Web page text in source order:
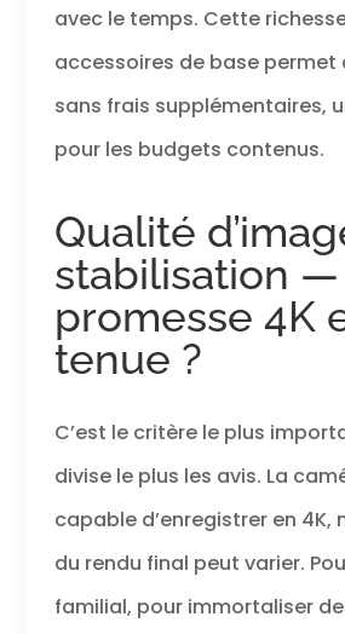
votre
Vous
toute
manière.
caméra
4K
livrée
sorte
n'avez
vous
de
d'action.
intégré
avec le temps. Cette
accessoires de base permet
sans frais supplémentaires,
pour les budgets contenus.
Qualité
stabilisation —
promesse 4K
tenue ?
C’est le critère le plus
divise le plus les avis. La
capable d’enregistrer en 4K,
du rendu final peut varier.
familial, pour immortaliser